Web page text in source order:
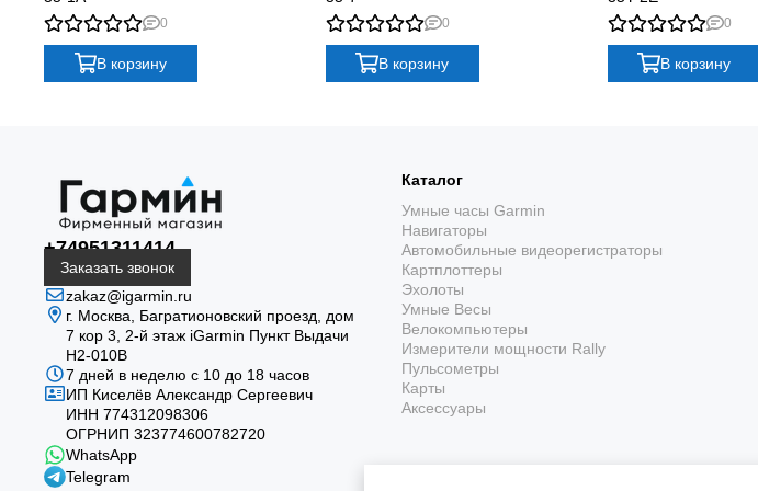
0
В корзину
0
В корзину
0
В корзину
+74951311414
Заказать звонок
zakaz@igarmin.ru
г. Москва, Багратионовский проезд, дом
7 кор 3, 2-й этаж iGarmin Пункт Выдачи
Н2-010В
7 дней в неделю с 10 до 18 часов
ИП Киселёв Александр Сергеевич
ИНН 774312098306
ОГРНИП 323774600782720
WhatsApp
Telegram
Каталог
Умные часы Garmin
Навигаторы
Автомобильные видеорегистраторы
Картплоттеры
Эхолоты
Умные Весы
Велокомпьютеры
Измерители мощности Rally
Пульсометры
Карты
Аксессуары